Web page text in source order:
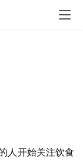
人开始关注饮食